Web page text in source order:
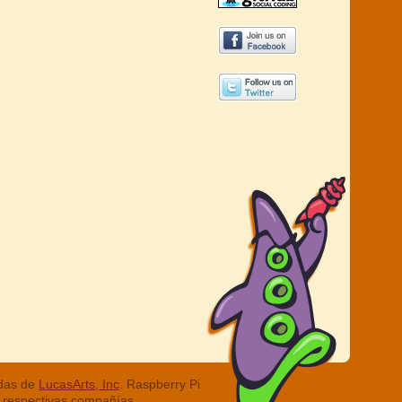
de LucasArts, Inc . Raspberry Pi